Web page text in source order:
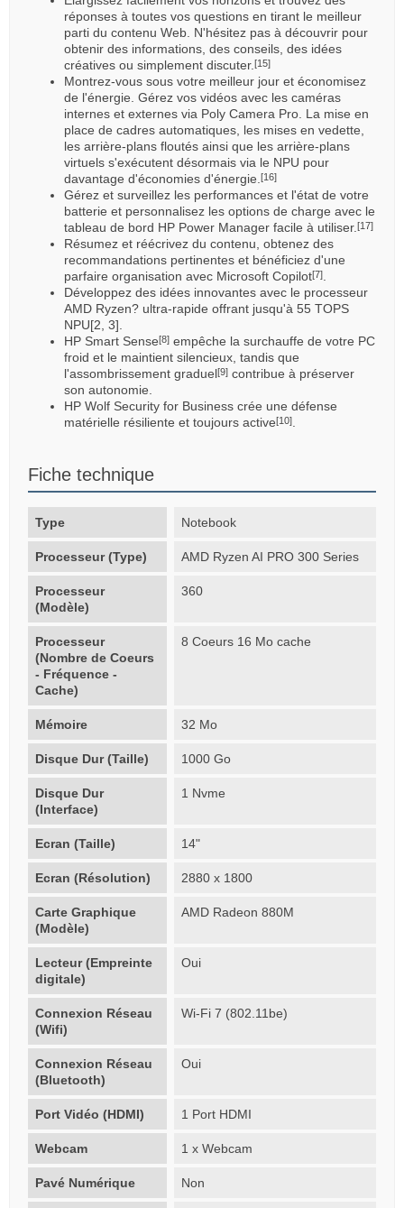
réponses à toutes vos questions en tirant le meilleur
parti du contenu Web. N'hésitez pas à découvrir pour
obtenir des informations, des conseils, des idées
créatives ou simplement discuter. [15]
Montrez-vous sous votre meilleur jour et économisez
de l'énergie. Gérez vos vidéos avec les caméras
internes et externes via Poly Camera Pro. La mise en
place de cadres automatiques, les mises en vedette,
les arrière-plans floutés ainsi que les arrière-plans
virtuels s'exécutent désormais via le NPU pour
davantage d'économies d'énergie. [16]
Gérez et surveillez les performances et l'état de votre
batterie et personnalisez les options de charge avec le
tableau de bord HP Power Manager facile à utiliser. [17]
Résumez et réécrivez du contenu, obtenez des
recommandations pertinentes et bénéficiez d'une
parfaire organisation avec Microsoft Copilot[7]
Développez des idées innovantes avec le processeur
AMD Ryzen? ultra-rapide offrant jusqu'à 55 TOPS
NPU[2, 3].
HP Smart Sense[8] empêche la surchauffe de votre PC
froid et le maintient silencieux, tandis que
l'assombrissement graduel[9] contribue à préserver
son autonomie.
HP Wolf Security for Business crée une défense
matérielle résiliente et toujours active[10]
Fiche technique
Type Notebook
Processeur (Type) AMD Ryzen AI PRO 300 Series
Processeur
(Modèle)
360
Processeur
(Nombre de Coeurs
- Fréquence -
Cache)
8 Coeurs 16 Mo cache
Mémoire 32 Mo
Disque Dur (Taille) 1000 Go
Disque Dur
(Interface)
1 Nvme
Ecran (Taille) 14"
Ecran (Résolution) 2880 x 1800
Carte Graphique
(Modèle)
AMD Radeon 880M
Lecteur (Empreinte
digitale)
Oui
Connexion Réseau
(Wifi)
Wi-Fi 7 (802.11be)
Connexion Réseau
(Bluetooth)
Oui
Port Vidéo (HDMI) 1 Port HDMI
Webcam 1 x Webcam
Pavé Numérique Non